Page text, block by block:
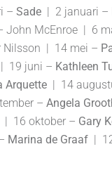
– Sade | 2 januari –
John McEnroe | 6
Nilsson | 14 mei –
| 19 juni – Kathleen
Arquette | 14
– Angela
| 16 oktober – Gary
Marina de Graaf |